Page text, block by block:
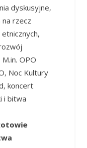
dyskusyjne,
na rzecz
OPO
Noc Kultury
koncert
i bitwa